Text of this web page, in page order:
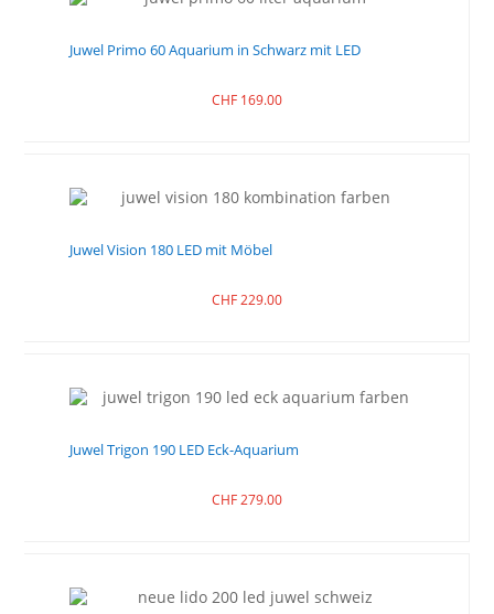
Juwel Primo 60 Aquarium in Schwarz mit LED
CHF169.00
Juwel Vision 180 LED mit Möbel
CHF229.00
Juwel Trigon 190 LED Eck-Aquarium
CHF279.00